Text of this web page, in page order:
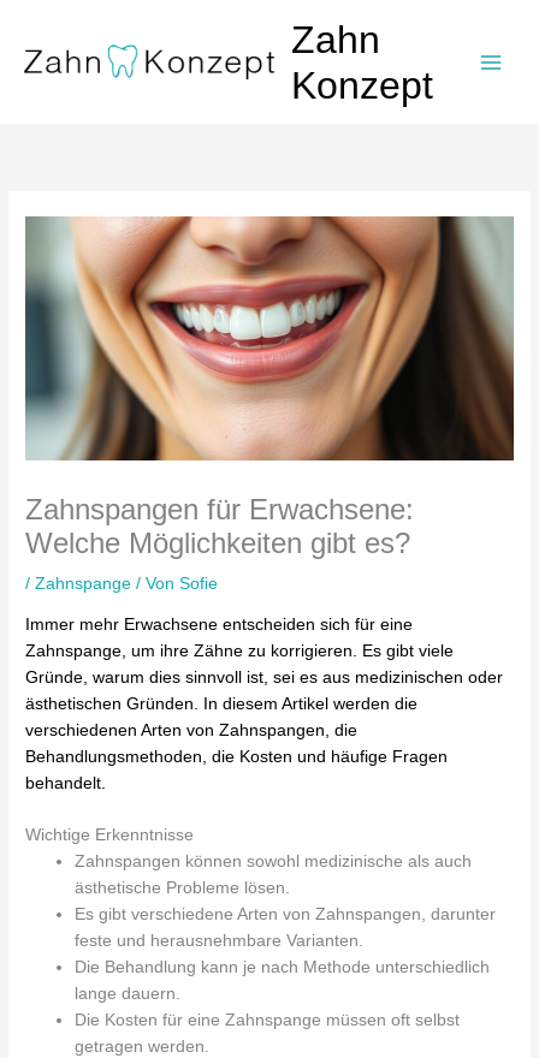
springen
Zahn
Konzept
Zahnspangen für Erwachsene:
Welche Möglichkeiten gibt es?
/Zahnspange / VonSofie
Immer mehr Erwachsene entscheiden sich für eine
Zahnspange, um ihre Zähne zu korrigieren. Es gibt viele
Gründe, warum dies sinnvoll ist, sei es aus medizinischen oder
ästhetischen Gründen. In diesem Artikel werden die
verschiedenen Arten von Zahnspangen, die
Behandlungsmethoden, die Kosten und häufige Fragen
behandelt.
Wichtige Erkenntnisse
Zahnspangen können sowohl medizinische als auch
ästhetische Probleme lösen.
Es gibt verschiedene Arten von Zahnspangen, darunter
feste und herausnehmbare Varianten.
Die Behandlung kann je nach Methode unterschiedlich
lange dauern.
Die Kosten für eine Zahnspange müssen oft selbst
getragen werden.